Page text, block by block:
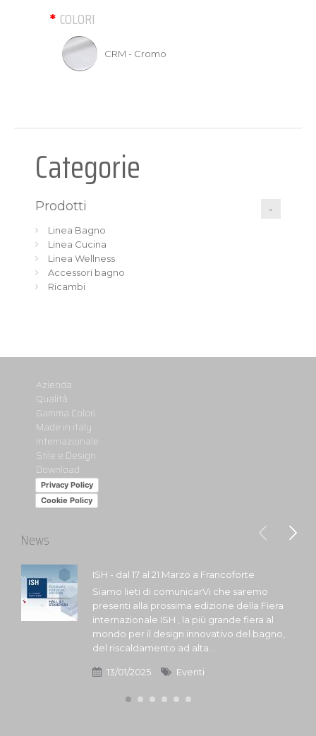
COLORI
CRM - Cromo
Categorie
Prodotti
Linea Bagno
Linea Cucina
Linea Wellness
Accessori bagno
Ricambi
Azienda
Qualità
Gamma Colori
Made in italy
Internazionale
Stile e Design
Download
Privacy Policy
Cookie Policy
News
ISH - dal 17 al 21 Marzo a Francoforte
Siamo lieti di comunicarVi che saremo
presenti alla prossima edizione della Fiera
internazionale ISH , la più grande fiera al
mondo per il design innovativo del bagno,
del riscaldamento ad alta...
13/01/2025 Eventi